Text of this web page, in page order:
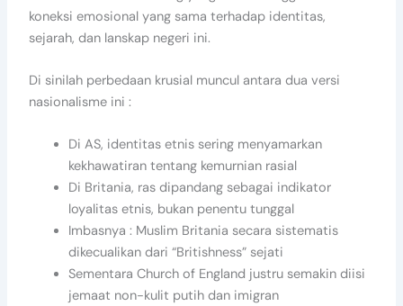
koneksi emosional yang sama terhadap identitas,
sejarah, dan lanskap negeri ini.
Di sinilah perbedaan krusial muncul antara dua versi
nasionalisme ini :
Di AS, identitas etnis sering menyamarkan
kekhawatiran tentang kemurnian rasial
Di Britania, ras dipandang sebagai indikator
loyalitas etnis, bukan penentu tunggal
Imbasnya : Muslim Britania secara sistematis
dikecualikan dari “Britishness” sejati
Sementara Church of England justru semakin diisi
jemaat non-kulit putih dan imigran